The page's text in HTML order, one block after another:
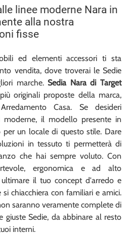
linee moderne Nara in
alla nostra
fisse
ed elementi accessori ti sta
vendita, dove troverai le Sedie
marche. Sedia Nara di Target
originali proposte della marca,
Casa. Se desideri
moderne, il modello presente in
un locale di questo stile. Dare
in tessuto ti permetterà di
che hai sempre voluto. Con
ergonomica e ad alto
il tuo concept d'arredo e
chiacchiera con familiari e amici.
saranno veramente complete di
giuste Sedie, da abbinare al resto
interni.